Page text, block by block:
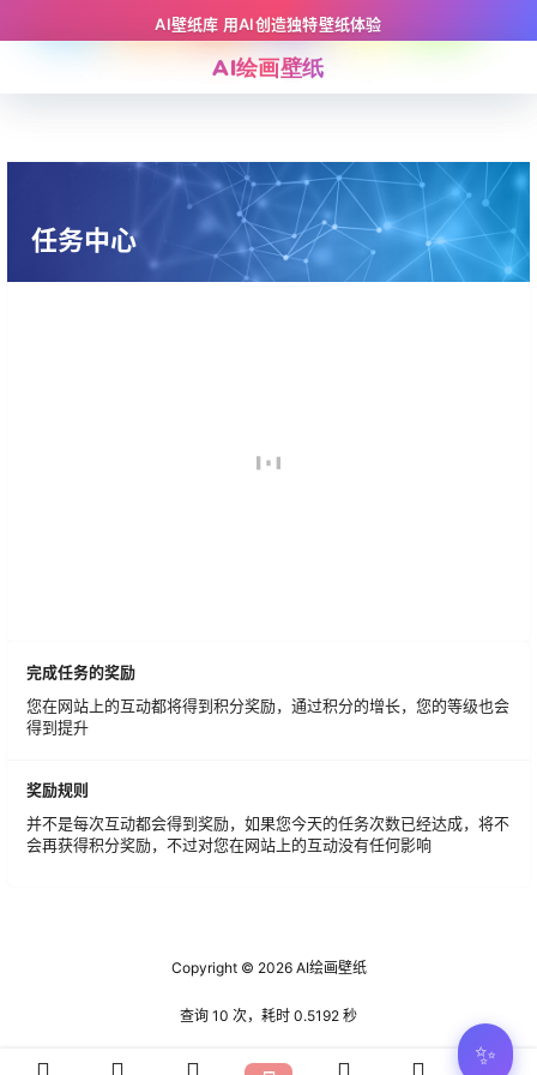
AI壁纸库 用AI创造独特壁纸体验
AI绘画壁纸
任务中心
完成任务的奖励
您在网站上的互动都将得到积分奖励，通过积分的增长，您的等级也会
得到提升
奖励规则
并不是每次互动都会得到奖励，如果您今天的任务次数已经达成，将不
会再获得积分奖励，不过对您在网站上的互动没有任何影响
Copyright © 2026AI绘画壁纸
查询 10 次，耗时 0.5192 秒
✨